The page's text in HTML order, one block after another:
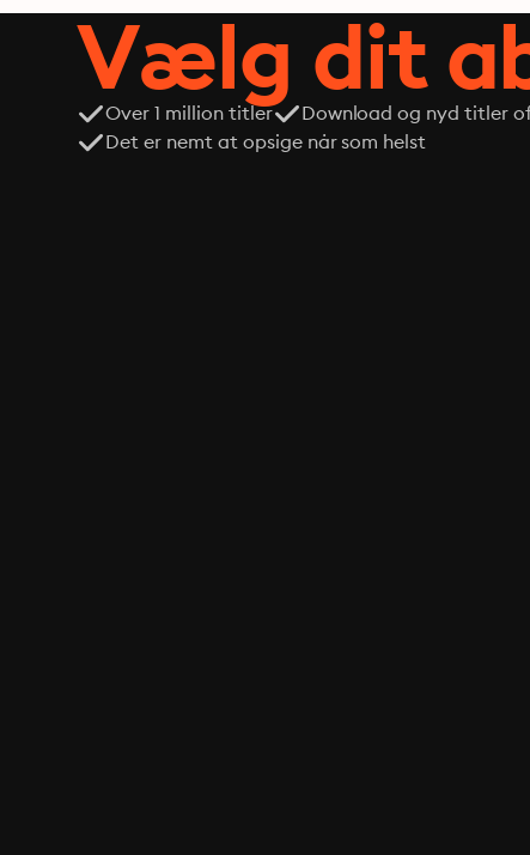
Vælg dit
Over 1 million titler Download og nyd titler
Det er nemt at opsige når som helst